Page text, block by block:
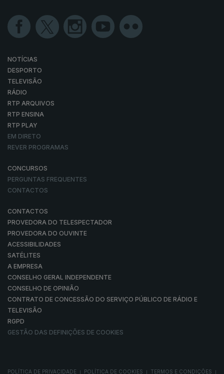
NOTÍCIAS
DESPORTO
TELEVISÃO
RÁDIO
RTP ARQUIVOS
RTP ENSINA
RTP PLAY
EM DIRETO
REVER PROGRAMAS
CONCURSOS
PERGUNTAS FREQUENTES
CONTACTOS
CONTACTOS
PROVEDORA DO TELESPECTADOR
PROVEDORA DO OUVINTE
ACESSIBILIDADES
SATÉLITES
A EMPRESA
CONSELHO GERAL INDEPENDENTE
CONSELHO DE OPINIÃO
CONTRATO DE CONCESSÃO DO SERVIÇO PÚBLICO DE RÁDIO E
TELEVISÃO
RGPD
GESTÃO DAS DEFINIÇÕES DE COOKIES
POLÍTICA DE PRIVACIDADE POLÍTICA DE COOKIES TERMOS E CONDIÇÕES